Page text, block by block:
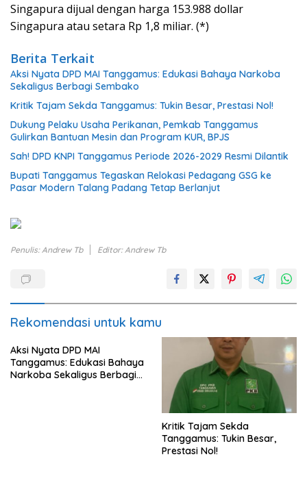
Singapura dijual dengan harga 153.988 dollar
Singapura atau setara Rp 1,8 miliar. (*)
Berita Terkait
Aksi Nyata DPD MAI Tanggamus: Edukasi Bahaya Narkoba
Sekaligus Berbagi Sembako
Kritik Tajam Sekda Tanggamus: Tukin Besar, Prestasi Nol!
Dukung Pelaku Usaha Perikanan, Pemkab Tanggamus
Gulirkan Bantuan Mesin dan Program KUR, BPJS
Sah! DPD KNPI Tanggamus Periode 2026-2029 Resmi Dilantik
Bupati Tanggamus Tegaskan Relokasi Pedagang GSG ke
Pasar Modern Talang Padang Tetap Berlanjut
Penulis: Andrew Tb Editor: Andrew Tb
Rekomendasi untuk kamu
Aksi Nyata DPD MAI
Tanggamus: Edukasi Bahaya
Narkoba Sekaligus Berbagi
Kritik Tajam Sekda
Tanggamus: Tukin Besar,
Prestasi Nol!